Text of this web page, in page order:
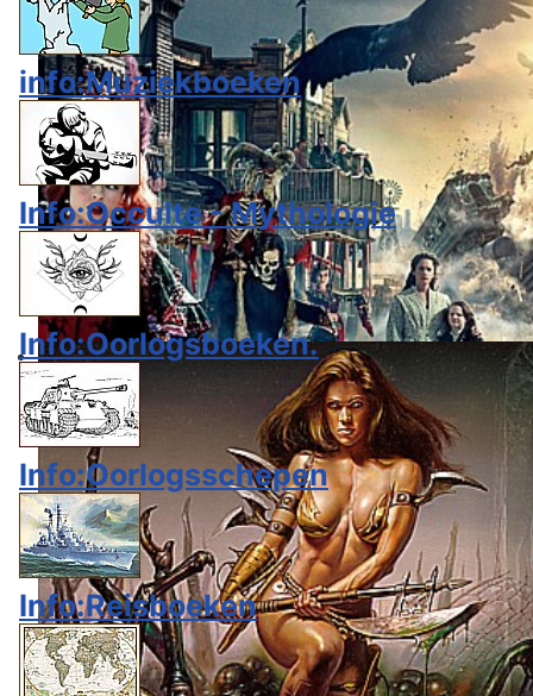
info:Muziekboeken
Info:Occulte - Mythologie
Info:Oorlogsboeken.
Info:Oorlogsschepen
Info:Reisboeken